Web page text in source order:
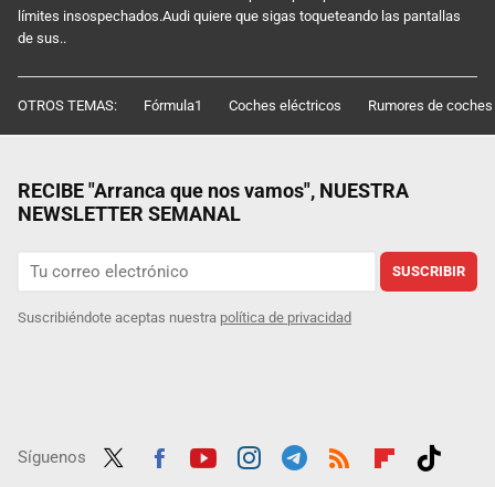
límites insospechados.Audi quiere que sigas toqueteando las pantallas
de sus..
OTROS TEMAS: Fórmula1 Coches eléctricos Rumores de coches
RECIBE "Arranca que nos vamos", NUESTRA
NEWSLETTER SEMANAL
SUSCRIBIR
Suscribiéndote aceptas nuestra política de privacidad
Síguenos